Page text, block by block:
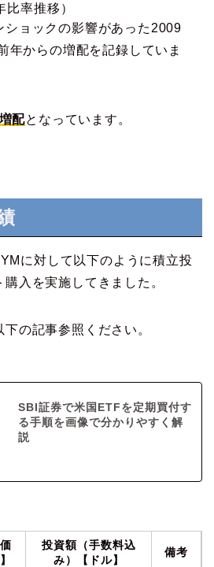
比率推移）
ショックの影響があった2009
年からの増配を記録していま
配となっています。
に対して以下のように積立投
入を実施してきました。
の記事参照ください。
SBI証券で米国ETFを定期買付す
る手順を画像で分かりやすく解
説
投資額（手数料込
み）【ドル】
備考